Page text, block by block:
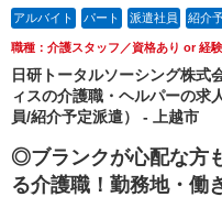
アルバイト パート 派遣社員 紹介
職種：介護スタッフ／資格あり or 経
日研トータルソーシング株
ィスの介護職・ヘルパーの求
員/紹介予定派遣） - 上越市
◎ブランクが心配な方
る介護職！勤務地・働